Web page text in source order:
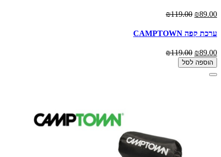
₪89.00
₪119.00
ערכת קפה CAMPTOWN
₪89.00
₪119.00
הוספה לסל